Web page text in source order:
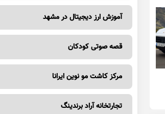
آموزش ارز دیجیتال در مشهد
قصه صوتی کودکان
مرکز کاشت مو نوین ایرانا
تجارتخانه آراد برندینگ